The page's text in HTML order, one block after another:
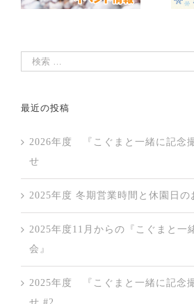
最近の投稿
2026年度 『こぐまと一緒に記念
せ
2025年度 冬期営業時間と休園日の
2025年度11月からの『こぐまと一
会』
2025年度 『こぐまと一緒に記念